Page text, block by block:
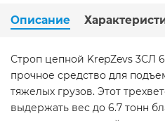
Описание
Строп цепной KrepZevs 3СЛ
прочное средство для
тяжелых грузов. Этот
выдержать вес до 6.7 тонн